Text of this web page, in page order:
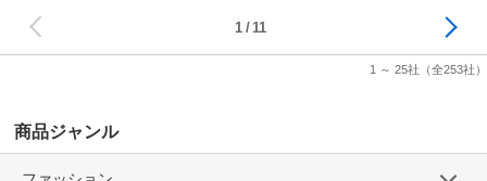
1 ～ 25社 （全253社）
1 11
商品ジャンル